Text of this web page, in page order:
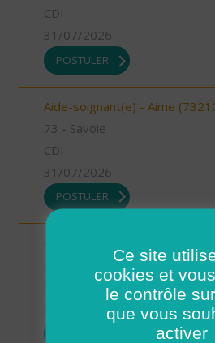
CDI
31/07/2026
POSTULER
Aide-soignant(e) - Aime
73 - Savoie
CDI
31/07/2026
POSTULER
Auxiliaire de vie - Mimizan (H/F)
31/07/2026
Ce site
cookies et
le contrôle
que vous
activer